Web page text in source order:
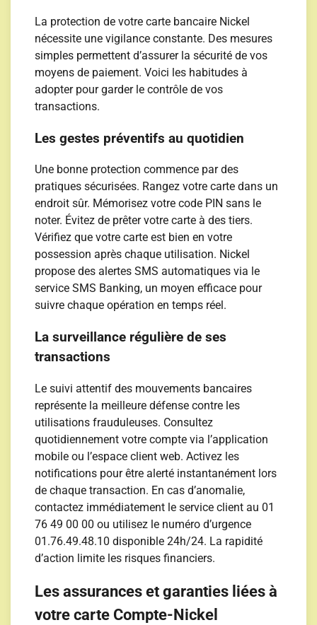
La protection de votre carte bancaire Nickel
nécessite une vigilance constante. Des mesures
simples permettent d’assurer la sécurité de vos
moyens de paiement. Voici les habitudes à
adopter pour garder le contrôle de vos
transactions.
Les gestes préventifs au quotidien
Une bonne protection commence par des
pratiques sécurisées. Rangez votre carte dans un
endroit sûr. Mémorisez votre code PIN sans le
noter. Évitez de prêter votre carte à des tiers.
Vérifiez que votre carte est bien en votre
possession après chaque utilisation. Nickel
propose des alertes SMS automatiques via le
service SMS Banking, un moyen efficace pour
suivre chaque opération en temps réel.
La surveillance régulière de ses
transactions
Le suivi attentif des mouvements bancaires
représente la meilleure défense contre les
utilisations frauduleuses. Consultez
quotidiennement votre compte via l’application
mobile ou l’espace client web. Activez les
notifications pour être alerté instantanément lors
de chaque transaction. En cas d’anomalie,
contactez immédiatement le service client au 01
76 49 00 00 ou utilisez le numéro d’urgence
01.76.49.48.10 disponible 24h/24. La rapidité
d’action limite les risques financiers.
Les assurances et garanties liées à
votre carte Compte-Nickel